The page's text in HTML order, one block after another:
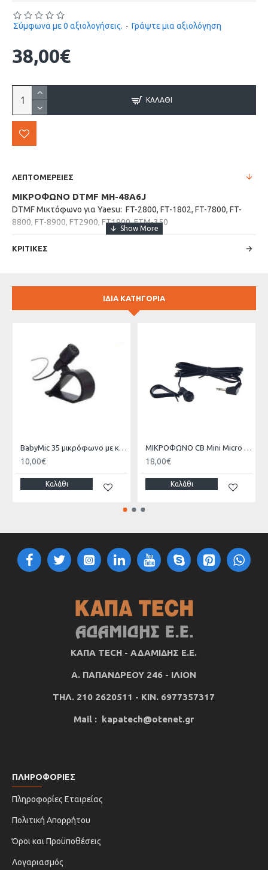
Σύμφωνα με 0 αξιολογήσεις. - Γράψτε μια αξιολόγηση
38,00€
ΚΑΛΆΘΙ
ΛΕΠΤΟΜΕΡΕΙΕΣ
ΜΙΚΡΟΦΩΝΟ DTMF MH-48A6J
DTMF Μικτόφωνο για Yaesu: FT-2800, FT-1802, FT-7800, FT-
8800, FT-8900, FT2900, FT1900, FTM-350
ΚΡΙΤΙΚΕΣ
ΙΔΙΑ ΚΑΤΗΓΟΡΙΑ
BabyMic 35 μικρόφωνο με κλιπ στήριξης & καλώδιο 4 μέτρων 3,5 mm S
10,00€
Καλάθι
ΜΙΚΡΟΦΩΝΟ CB Mini Micro PRESIDENT
18,00€
Καλάθι
ΚΑΠΑ TECH - ΑΔΑΜΙΔΗΣ Ε.Ε.
Α. ΠΑΠΑΝΔΡΕΟΥ 246 - ΙΛΙΟΝ
ΤΗΛ. 210 2620511 - ΚΙΝ. 6977357317
Mail : kapatech@otenet.gr
ΠΛΗΡΟΦΟΡΙΕΣ
Πληροφορίες Εταιρείας
Πολιτική Απορρήτου
Όροι και Προϋποθέσεις
Λογαριασμός